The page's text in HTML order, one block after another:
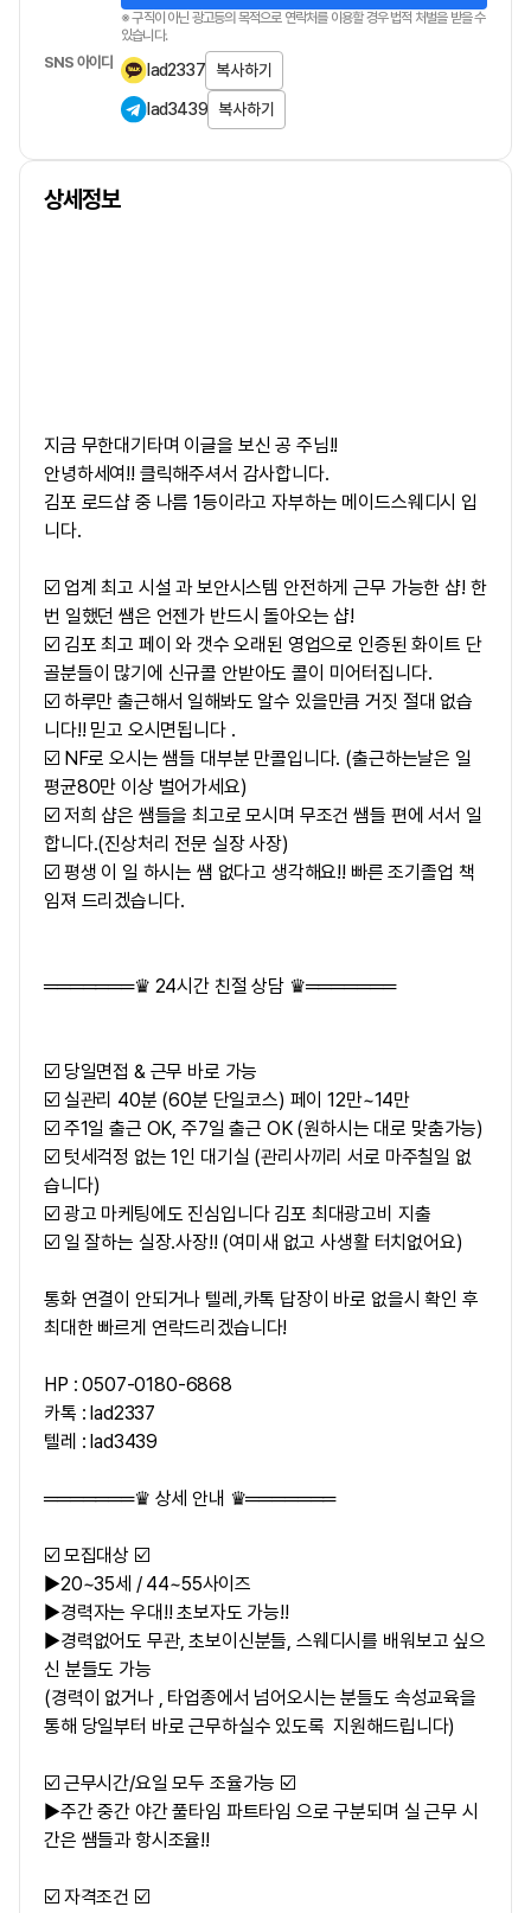
※ 구직이 아닌 광고등의 목적으로 연락처를 이용할 경우 법적 처벌을 받을 수
있습니다.
SNS 아이디 lad2337 복사하기
lad3439 복사하기
상세정보
지금 무한대기타며 이글을 보신 공 주님!!
안녕하세여!! 클릭해주셔서 감사합니다.
김포 로드샵 중 나름 1등이라고 자부하는 메이드스웨디시 입
니다.
☑️ 업계 최고 시설 과 보안시스템 안전하게 근무 가능한 샵! 한
번 일했던 쌤은 언젠가 반드시 돌아오는 샵!
☑️ 김포 최고 페이 와 갯수 오래된 영업으로 인증된 화이트 단
골분들이 많기에 신규콜 안받아도 콜이 미어터집니다.
☑️ 하루만 출근해서 일해봐도 알수 있을만큼 거짓 절대 없습
니다!! 믿고 오시면됩니다 .
☑️ NF로 오시는 쌤들 대부분 만콜입니다. (출근하는날은 일
평균80만 이상 벌어가세요)
☑️ 저희 샵은 쌤들을 최고로 모시며 무조건 쌤들 편에 서서 일
합니다.(진상처리 전문 실장 사장)
☑️ 평생 이 일 하시는 쌤 없다고 생각해요!! 빠른 조기졸업 책
임져 드리겠습니다.
═══════♛ 24시간 친절 상담 ♛═══════
☑️ 당일면접 & 근무 바로 가능
☑️ 실관리 40분 (60분 단일코스) 페이 12만~14만
☑️ 주1일 출근 OK, 주7일 출근 OK (원하시는 대로 맞춤가능)
☑️ 텃세걱정 없는 1인 대기실 (관리사끼리 서로 마주칠일 없
습니다)
☑️ 광고 마케팅에도 진심입니다 김포 최대광고비 지출
☑️ 일 잘하는 실장.사장!! (여미새 없고 사생활 터치없어요)
통화 연결이 안되거나 텔레,카톡 답장이 바로 없을시 확인 후
최대한 빠르게 연락드리겠습니다!
HP : 0507-0180-6868
카톡 : lad2337
텔레 : lad3439
═══════♛ 상세 안내 ♛═══════
☑️ 모집대상 ☑️
▶20~35세 / 44~55사이즈
▶경력자는 우대!! 초보자도 가능!!
▶경력없어도 무관, 초보이신분들, 스웨디시를 배워보고 싶으
신 분들도 가능
(경력이 없거나 , 타업종에서 넘어오시는 분들도 속성교육을
통해 당일부터 바로 근무하실수 있도록 지원해드립니다)
☑️ 근무시간/요일 모두 조율가능 ☑️
▶주간 중간 야간 풀타임 파트타임 으로 구분되며 실 근무 시
간은 쌤들과 항시조율!!
☑️ 자격조건 ☑️